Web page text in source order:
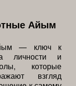
Айым
— ключ к
личности и
которые
взгляд